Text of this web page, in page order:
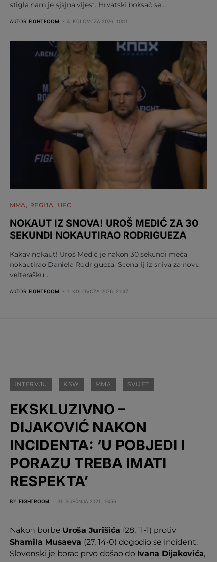
stigla nam je sjajna vijest. Hrvatski boksač se…
AUTOR FIGHTROOM 4. KOLOVOZA 2026. 10:11
MMA REGIJA UFC
NOKAUT IZ SNOVA! UROŠ MEDIĆ ZA 30
SEKUNDI NOKAUTIRAO RODRIGUEZA
Kakav nokaut! Uroš Medić je nakon 30 sekundi meča
nokautirao Daniela Rodrigueza. Scenarij iz sniva za novu
velterašku…
AUTOR FIGHTROOM 1. KOLOVOZA 2026. 21:37
INTERVJU KSW MMA SVIJET
EKSKLUZIVNO –
DIJAKOVIĆ NAKON
INCIDENTA: ‘U POBJEDI I
PORAZU TREBA IMATI
RESPEKTA’
BY FIGHTROOM 31. SIJEČNJA 2021. 16:56
Nakon borbe Uroša Jurišića (28, 11-1) protiv
Shamila Musaeva (27, 14-0) dogodio se incident.
Slovenski je borac prvo došao do Ivana Dijakovića,